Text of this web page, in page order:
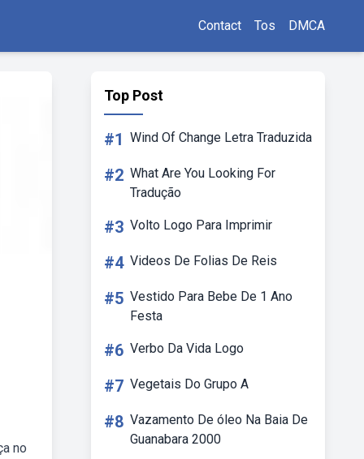
Contact Tos DMCA
no
Top Post
#1 Wind Of Change Letra Traduzida
#2 What Are You Looking For
Tradução
#3 Volto Logo Para Imprimir
#4 Videos De Folias De Reis
#5 Vestido Para Bebe De 1 Ano
Festa
#6 Verbo Da Vida Logo
#7 Vegetais Do Grupo A
#8 Vazamento De óleo Na Baia De
Guanabara 2000